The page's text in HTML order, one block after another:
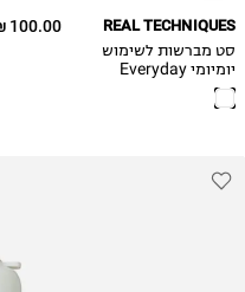
100.00 ₪ REAL TECHNIQUES
סט מברשות לשימוש
יומיומי Everyday
Essentials